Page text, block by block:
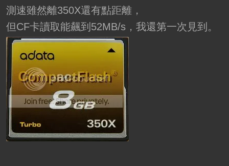
測速雖然離350X還有點距離，
但CF卡讀取能飆到52MB/s，我還第一次見到。